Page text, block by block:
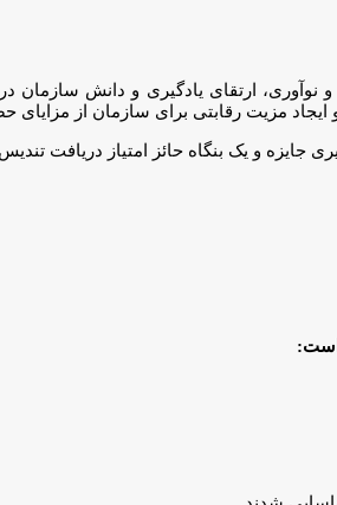
ارتقای یادگیری و دانش
مزیت رقابتی برای سازمان از مزایای
جایزه و یک بنگاه حائز امتیاز دریافت